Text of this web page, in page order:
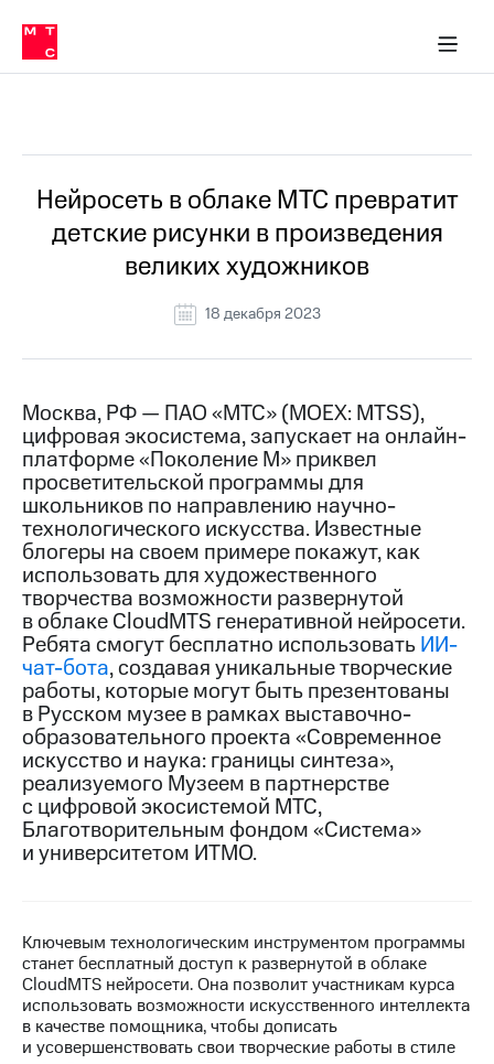
Медиа-центр
и акционерам
Устойчивое развитие
Комплаенс и деловая этика
компании
Карьера
История
компании
Правовая
информация
Пресс-
релизы
МТС
о технологиях
Достижения
Интервью
Финансовая
отчетность
Контакты
Новости
в
регионе
и акционерам
Корпоративное
управление
информации
Информация
акционерам
Документы
ПАО
"МТС"
в МТС
Пресс-
релизы
МТС
о технологиях
Нейросеть в облаке МТС превратит
детские рисунки в произведения
великих художников
18 декабря 2023
Москва, РФ — ПАО «МТС» (MOEX: MTSS),
цифровая экосистема, запускает на онлайн-
платформе «Поколение М» приквел
просветительской программы для
школьников по направлению научно-
технологического искусства. Известные
блогеры на своем примере покажут, как
использовать для художественного
творчества возможности развернутой
в облаке CloudMTS генеративной нейросети.
Ребята смогут бесплатно использоватьИИ-
чат-бота, создавая уникальные творческие
работы, которые могут быть презентованы
в Русском музее в рамках выставочно-
образовательного проекта «Современное
искусство и наука: границы синтеза»,
реализуемого Музеем в партнерстве
с цифровой экосистемой МТС,
Благотворительным фондом «Система»
и университетом ИТМО.
Ключевым технологическим инструментом программы
станет бесплатный доступ к развернутой в облаке
CloudMTS нейросети. Она позволит участникам курса
использовать возможности искусственного интеллекта
в качестве помощника, чтобы дописать
и усовершенствовать свои творческие работы в стиле